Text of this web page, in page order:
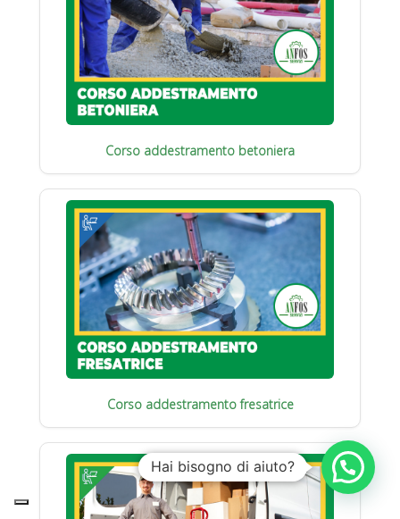
Corso addestramento betoniera
Corso addestramento fresatrice
Hai bisogno di aiuto?